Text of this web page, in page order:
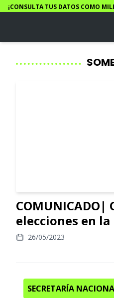
¡CONSULTA TUS DATOS COMO
COMUNICADO|
elecciones en la
26/05/2023
SECRETARÍA